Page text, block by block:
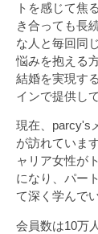
トを感じて焦
き合っても長
な人と毎回同
悩みを抱える
結婚を実現す
インで提供し
現在、parcy's
が訪れていま
ャリア女性が
になり、パー
て深く学んで
会員数は10万